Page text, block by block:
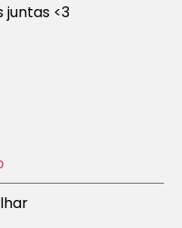
<3